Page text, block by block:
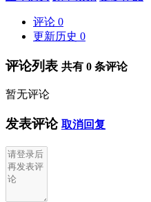
评论 0
更新历史 0
评论列表 共有 0 条评论
暂无评论
发表评论 取消回复